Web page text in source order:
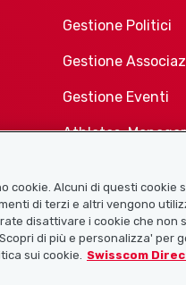
Gestione Politici
Gestione
Gestione Eventi
Athletes-Manager
Associazioni
cookie. Alcuni di questi cookie
di terzi e altri vengono
disattivare i cookie che non
di più e personalizza' per
sui cookie. Swisscom